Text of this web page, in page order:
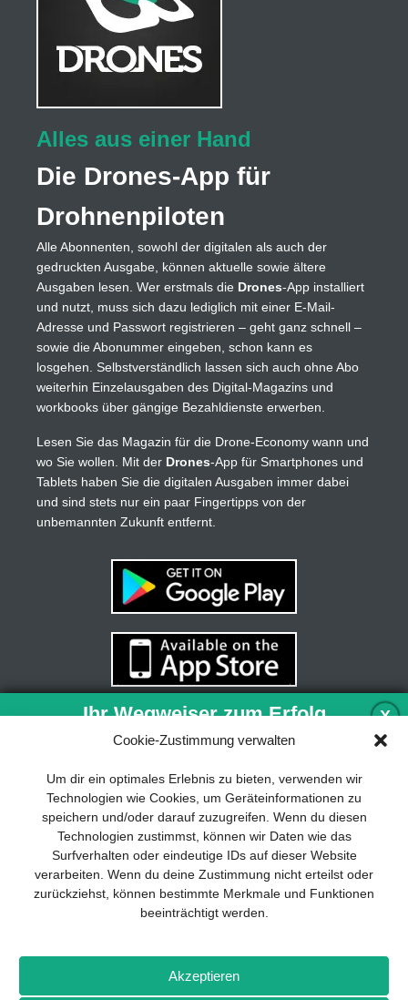
Cookie-Zustimmung verwalten
Um dir ein optimales Erlebnis zu bieten, verwenden wir
Technologien wie Cookies, um Geräteinformationen zu
speichern und/oder darauf zuzugreifen. Wenn du diesen
Technologien zustimmst, können wir Daten wie das
Surfverhalten oder eindeutige IDs auf dieser Website
verarbeiten. Wenn du deine Zustimmung nicht erteilst oder
zurückziehst, können bestimmte Merkmale und Funktionen
beeinträchtigt werden.
Akzeptieren
Alles aus einer Hand
Die Drones-App für
Drohnenpiloten
Alle Abonnenten, sowohl der digitalen als auch der
gedruckten Ausgabe, können aktuelle sowie ältere
Ausgaben lesen. Wer erstmals die Drones-App installiert
und nutzt, muss sich dazu lediglich mit einer E-Mail-
Adresse und Passwort registrieren – geht ganz schnell –
sowie die Abonummer eingeben, schon kann es
losgehen. Selbstverständlich lassen sich auch ohne Abo
weiterhin Einzelausgaben des Digital-Magazins und
workbooks über gängige Bezahldienste erwerben.
Lesen Sie das Magazin für die Drone-Economy wann und
wo Sie wollen. Mit der Drones-App für Smartphones und
Tablets haben Sie die digitalen Ausgaben immer dabei
und sind stets nur ein paar Fingertipps von der
unbemannten Zukunft entfernt.
Impressum Datenschutz Kontakt Drones+
Magazin-
Mediadaten
X
Ihr Wegweiser zum Erfolg
nachhaltigen Geschäftsmodells sind für
jedes Unternehmen unverzichtbar. Das
Business Model Canvas hilft, sich dabei
auf das Wesentliche zu konzentrieren
und stets im Blick zu behalten, worauf es
wirklich ankommt.
Abonnieren Sie unseren kostenlosen
herunter: „Vom Produkt zum Business: